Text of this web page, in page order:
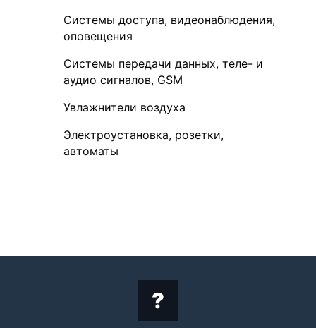
Системы доступа, видеонаблюдения,
оповещения
Системы передачи данных, теле- и
аудио сигналов, GSM
Увлажнители воздуха
Электроустановка, розетки,
автоматы